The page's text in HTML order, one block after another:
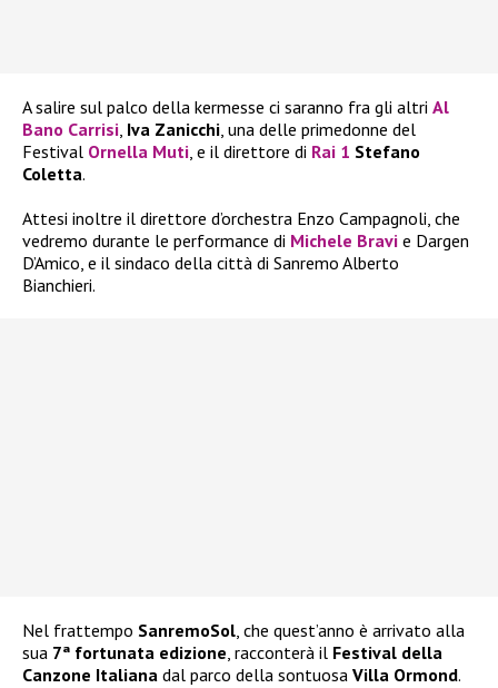
A salire sul palco della kermesse ci saranno fra gli altri Al
Bano Carrisi, Iva Zanicchi, una delle primedonne del
Festival Ornella Muti, e il direttore di Rai 1 Stefano
Coletta.
Attesi inoltre il direttore d’orchestra Enzo Campagnoli, che
vedremo durante le performance di Michele Bravi e Dargen
D’Amico, e il sindaco della città di Sanremo Alberto
Bianchieri.
Nel frattempo SanremoSol, che quest’anno è arrivato alla
sua 7ª fortunata edizione, racconterà il Festival della
Canzone Italiana dal parco della sontuosa Villa Ormond.